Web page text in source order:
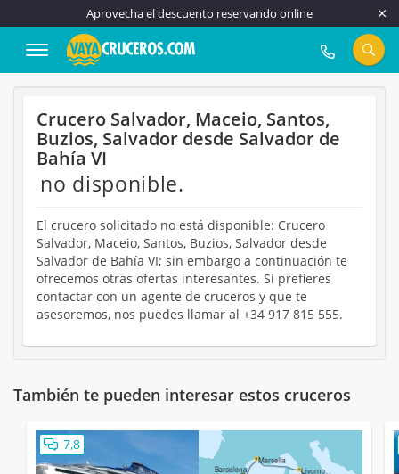
Aprovecha el descuento reservando online
917 815 555
Crucero Salvador, Maceio, Santos,
Buzios, Salvador desde Salvador de
Bahía VI
no disponible.
El crucero solicitado no está disponible: Crucero
Salvador, Maceio, Santos, Buzios, Salvador desde
Salvador de Bahía VI; sin embargo a continuación te
ofrecemos otras ofertas interesantes. Si prefieres
contactar con un agente de cruceros y que te
asesoremos, nos puedes llamar al +34 917 815 555.
También te pueden interesar estos cruceros
7,8